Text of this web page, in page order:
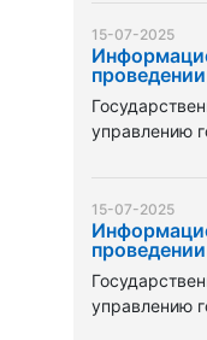
15-07-2025
управлению
15-07-2025
управлению